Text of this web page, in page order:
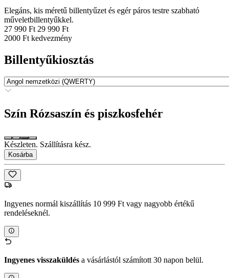
Elegáns, kis méretű billentyűzet és egér páros testre szabható
műveletbillentyűkkel.
27 990 Ft 29 990 Ft
2000 Ft kedvezmény
Billentyűkiosztás
Szín Rózsaszín és piszkosfehér
Készleten. Szállításra kész.
Kosárba
Ingyenes normál kiszállítás 10 999 Ft vagy nagyobb értékű
rendeléseknél.
Ingyenes visszaküldés a vásárlástól számított 30 napon belül.